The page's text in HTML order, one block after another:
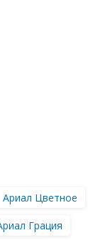
Ариал Цветное
Грация